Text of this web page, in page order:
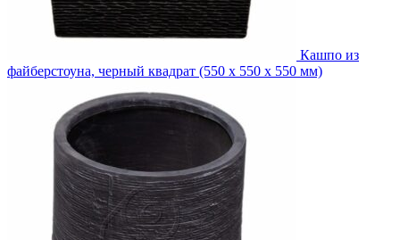
Кашпо из
файберстоуна, черный квадрат (550 x 550 x 550 мм)